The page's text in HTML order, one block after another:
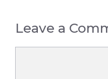
Leave a